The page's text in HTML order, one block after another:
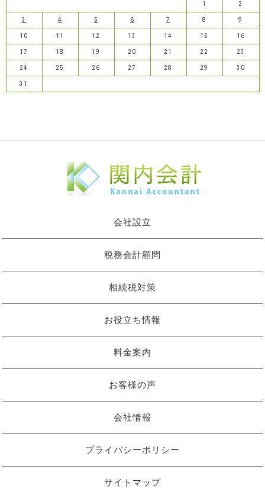
1 2
3 4 5 6 7 8 9
10 11 12 13 14 15 16
17 18 19 20 21 22 23
24 25 26 27 28 29 30
31
会社設立
税務会計顧問
相続税対策
お役立ち情報
料金案内
お客様の声
会社情報
プライバシーポリシー
サイトマップ